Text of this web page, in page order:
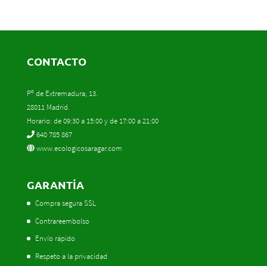
CONTACTO
Pº de Extremadura, 13.
28011 Madrid.
Horario: de 09:30 a 15:00 y de 17:00 a 21:00
640 785 867
www.ecologicosaragar.com
GARANTÍA
Compra segura SSL
Contrareembolso
Envío rápido
Respeto a la privacidad